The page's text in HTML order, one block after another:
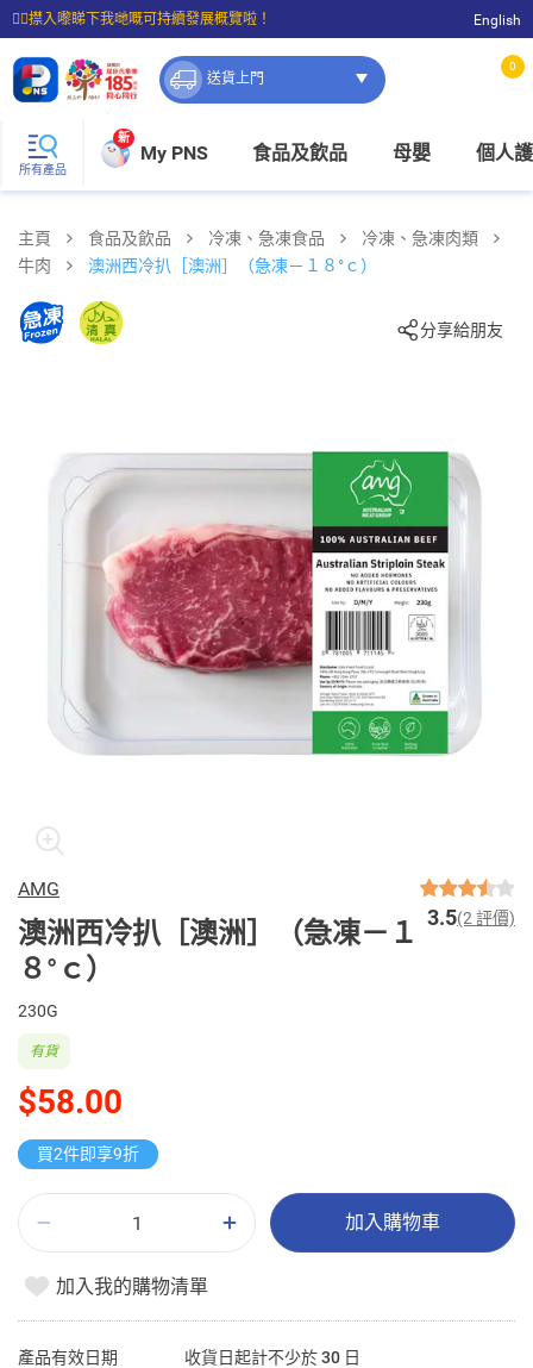
☝🏼㩒入嚟睇下我哋嘅可持續發展概覽啦！
⭐購物滿$399即享免費送貨；滿$100即可免費店取。
English
送貨上門
0
所有產品
新
My PNS 食品及飲品 母嬰 個人
主頁 食品及飲品 冷凍、急凍食品
冷凍、急凍肉類
牛肉
澳洲西冷扒［澳洲］（急凍－１８°ｃ）
分享給朋友
AMG
澳洲西冷扒［澳洲］（急凍－１
８°ｃ）
3.5(2 評價)
230G
$58.00
有貨
買2件即享9折
加入購物車
加入我的購物清單
產品有效日期 收貨日起計不少於 30 日